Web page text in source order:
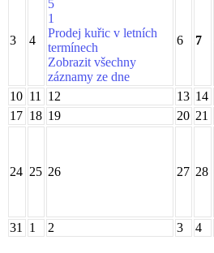
3 4
5
1
Prodej kuřic v letních
termínech
Zobrazit všechny
záznamy ze dne
6 7
10 11 12 13 14
17 18 19 20 21
24 25 26 27 28
31 1 2 3 4